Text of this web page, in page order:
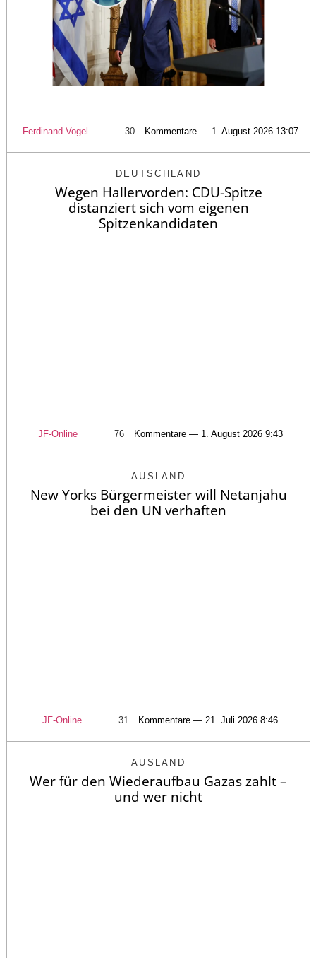
Ferdinand Vogel 30 Kommentare — 1. August 2026 13:07
DEUTSCHLAND
Wegen Hallervorden: CDU-Spitze
distanziert sich vom eigenen
Spitzenkandidaten
JF-Online 76 Kommentare — 1. August 2026 9:43
AUSLAND
New Yorks Bürgermeister will Netanjahu
bei den UN verhaften
JF-Online 31 Kommentare — 21. Juli 2026 8:46
AUSLAND
Wer für den Wiederaufbau Gazas zahlt –
und wer nicht